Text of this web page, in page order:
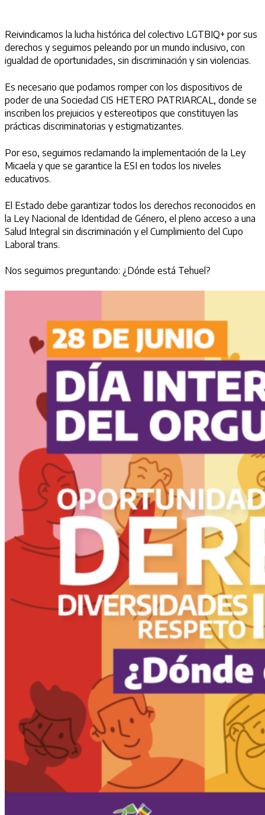
Reivindicamos la lucha histórica del colectivo LGTBIQ+ por sus
derechos y seguimos peleando por un mundo inclusivo, con
igualdad de oportunidades, sin discriminación y sin violencias.
Es necesario que podamos romper con los dispositivos de
poder de una Sociedad CIS HETERO PATRIARCAL, donde se
inscriben los prejuicios y estereotipos que constituyen las
prácticas discriminatorias y estigmatizantes.
Por eso, seguimos reclamando la implementación de la Ley
Micaela y que se garantice la ESI en todos los niveles
educativos.
El Estado debe garantizar todos los derechos reconocidos en
la Ley Nacional de Identidad de Género, el pleno acceso a una
Salud Integral sin discriminación y el Cumplimiento del Cupo
Laboral trans.
Nos seguimos preguntando: ¿Dónde está Tehuel?